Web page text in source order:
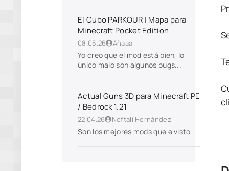
El Cubo PARKOUR | Mapa para
Minecraft Pocket Edition
08.05.26 Añaaa
Yo creo que el mod está bien, lo
único malo son algunos bugs...
Actual Guns 3D para Minecraft PE
/ Bedrock 1.21
22.04.26 Neftali Hernández
Son los mejores mods que e visto